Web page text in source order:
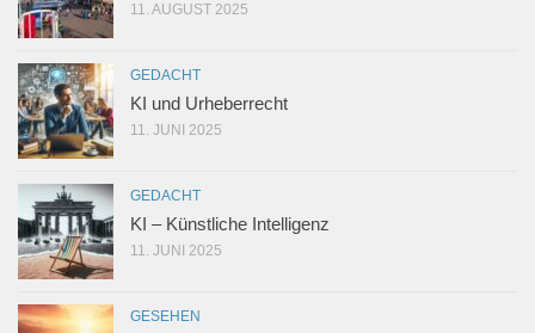
11. AUGUST 2025
GEDACHT
KI und Urheberrecht
11. JUNI 2025
GEDACHT
KI – Künstliche Intelligenz
11. JUNI 2025
GESEHEN